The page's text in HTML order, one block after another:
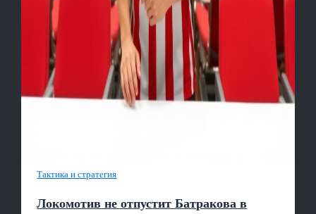
Тактика и стратегия
Локомотив не отпустит Батракова в